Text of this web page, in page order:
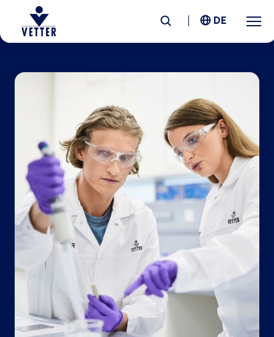
Unternehmen
Verantwortung
Services
Standorte
News & Insights
Karriere
DE